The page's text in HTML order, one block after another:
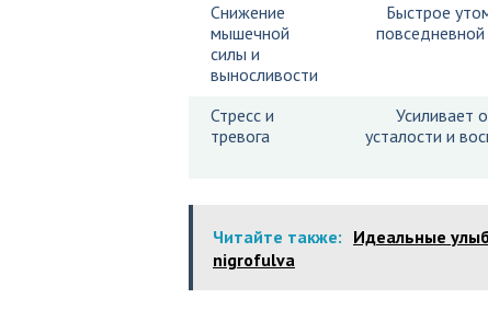
Снижение
мышечной
силы и
выносливости
Быстрое
повседневной
Стресс и
тревога
Усиливает
усталости и
Читайте также: Идеальные
nigrofulva